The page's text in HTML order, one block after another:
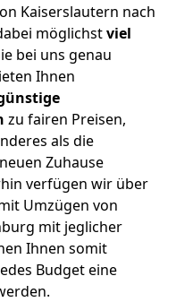
Kaiserslautern nach
möglichstviel
bei uns genau
Ihnen
zu fairen Preisen,
als die
Zuhause
verfügen wir über
Umzügen von
mit jeglicher
Ihnen somit
Budget eine